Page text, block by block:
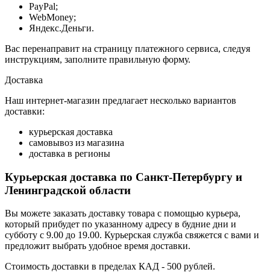
PayPal;
WebMoney;
Яндекс.Деньги.
Вас перенаправит на страницу платежного сервиса, следуя
инструкциям, заполните правильную форму.
Доставка
Наш интернет-магазин предлагает несколько вариантов
доставки:
курьерская доставка
самовывоз из магазина
доставка в регионы
Курьерская доставка по Санкт-Петербургу и
Ленинградской области
Вы можете заказать доставку товара с помощью курьера,
который прибудет по указанному адресу в будние дни и
субботу с 9.00 до 19.00. Курьерская служба свяжется с вами и
предложит выбрать удобное время доставки.
Стоимость доставки в пределах КАД - 500 рублей.